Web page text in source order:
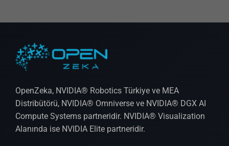
OpenZeka, NVIDIA® Robotics Türkiye ve MEA
Distribütörü, NVIDIA® Omniverse ve NVIDIA® DGX AI
Compute Systems partneridir. NVIDIA® Visualization
Alanında ise NVIDIA Elite partneridir.